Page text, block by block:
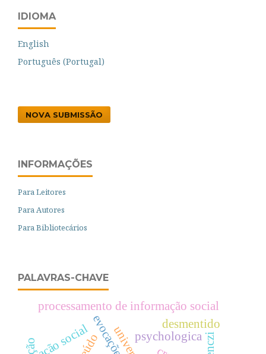
IDIOMA
English
Português (Portugal)
NOVA SUBMISSÃO
INFORMAÇÕES
Para Leitores
Para Autores
Para Bibliotecários
PALAVRAS-CHAVE
psychologica
processamento de informação social
ação social desmentido